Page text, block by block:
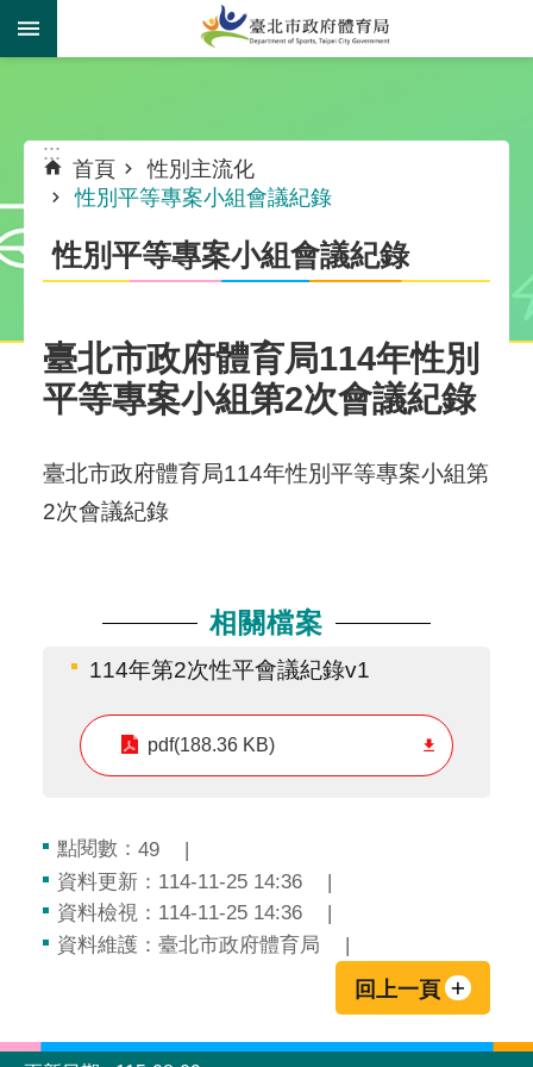
跳到主要內容區塊
:::
首頁
性別主流化
性別平等專案小組會議紀錄
性別平等專案小組會議紀錄
臺北市政府體育局114年性別
平等專案小組第2次會議紀錄
臺北市政府體育局114年性別平等專案小組第
2次會議紀錄
相關檔案
114年第2次性平會議紀錄v1
pdf(188.36 KB)
點閱數： 49
資料更新：114-11-25 14:36
資料檢視：114-11-25 14:36
資料維護：臺北市政府體育局
回上一頁
:::